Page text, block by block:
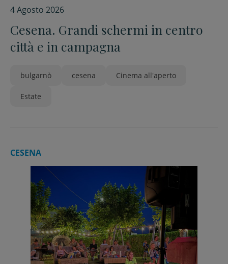
4 Agosto 2026
Cesena. Grandi schermi in centro
città e in campagna
bulgarnò cesena Cinema all'aperto
Estate
CESENA